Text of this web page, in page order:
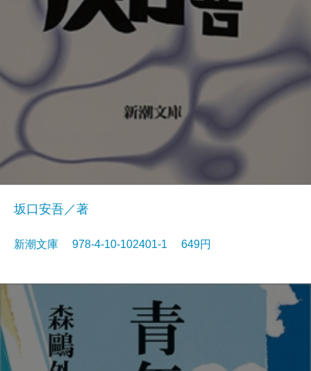
坂口安吾／著
新潮文庫 978-4-10-102401-1 649円